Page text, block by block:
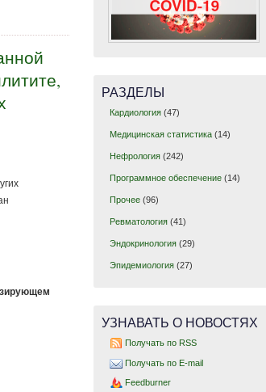
РАЗДЕЛЫ
Кардиология (47)
Медицинская статистика (14)
Нефрология (242)
Программное обеспечение (14)
Прочее (96)
Ревматология (41)
Эндокринология (29)
Эпидемиология (27)
УЗНАВАТЬ О НОВОСТЯХ
Получать по RSS
Получать по E-mail
Feedburner